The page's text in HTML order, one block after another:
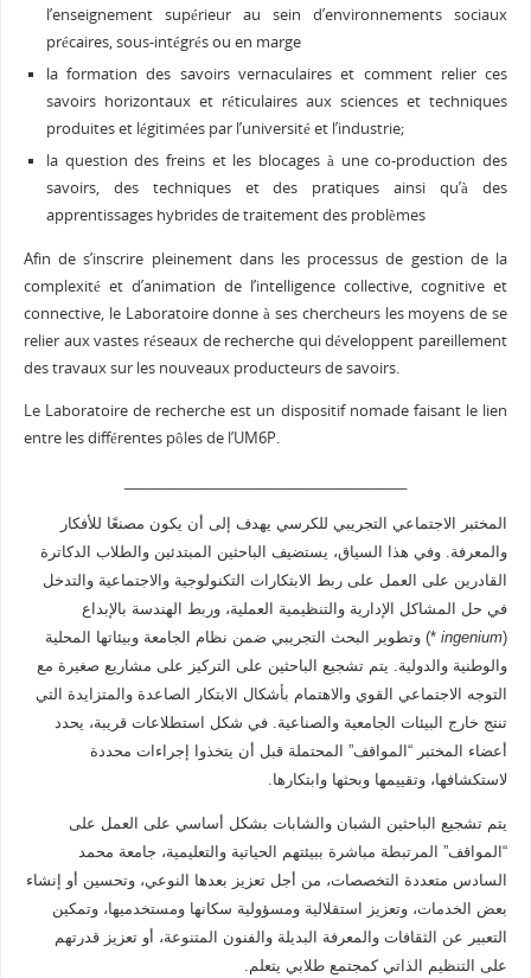
l’enseignement supérieur au sein d’environnements sociaux
précaires, sous-intégrés ou en marge
la formation des savoirs vernaculaires et comment relier ces
savoirs horizontaux et réticulaires aux sciences et techniques
produites et légitimées par l’université et l’industrie;
la question des freins et les blocages à une co-production des
savoirs, des techniques et des pratiques ainsi qu’à des
apprentissages hybrides de traitement des problèmes
Afin de s’inscrire pleinement dans les processus de gestion de la
complexité et d’animation de l’intelligence collective, cognitive et
connective, le Laboratoire donne à ses chercheurs les moyens de se
relier aux vastes réseaux de recherche qui développent pareillement
des travaux sur les nouveaux producteurs de savoirs.
Le Laboratoire de recherche est un dispositif nomade faisant le lien
entre les différentes pôles de l’UM6P.
المختبر الاجتماعي التجريبي للكرسي يهدف إلى أن يكون مصنعًا للأفكار
والمعرفة. وفي هذا السياق، يستضيف الباحثين المبتدئين والطلاب الدكاترة
القادرين على العمل على ربط الابتكارات التكنولوجية والاجتماعية والتدخل
في حل المشاكل الإدارية والتنظيمية العملية، وربط الهندسة بالإبداع
(
ingenium*) وتطوير البحث التجريبي ضمن نظام الجامعة وبيئاتها المحلية
والوطنية والدولية. يتم تشجيع الباحثين على التركيز على مشاريع صغيرة مع
التوجه الاجتماعي القوي والاهتمام بأشكال الابتكار الصاعدة والمتزايدة التي
تنتج خارج البيئات الجامعية والصناعية. في شكل استطلاعات قريبة، يحدد
أعضاء المختبر “المواقف” المحتملة قبل أن يتخذوا إجراءات محددة
لاستكشافها، وتقييمها وبحثها وابتكارها.
يتم تشجيع الباحثين الشبان والشابات بشكل أساسي على العمل على
“المواقف” المرتبطة مباشرة ببيئتهم الحياتية والتعليمية، جامعة محمد
السادس متعددة التخصصات، من أجل تعزيز بعدها النوعي، وتحسين أو إنشاء
بعض الخدمات، وتعزيز استقلالية ومسؤولية سكانها ومستخدميها، وتمكين
التعبير عن الثقافات والمعرفة البديلة والفنون المتنوعة، أو تعزيز قدرتهم
على التنظيم الذاتي كمجتمع طلابي يتعلم.